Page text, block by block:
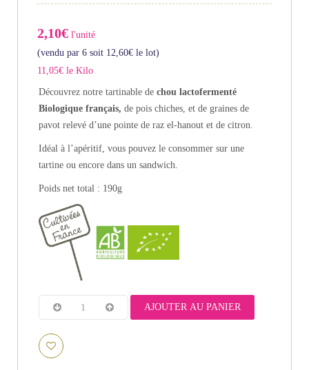
2,10€ l'unité
(vendu par 6 soit 12,60€ le lot)
11,05€ le Kilo
Découvrez notre tartinable de chou lactofermenté
Biologique français, de pois chiches, et de graines de
pavot relevé d’une pointe de raz el-hanout et de citron.
Idéal à l’apéritif, vous pouvez le consommer sur une
tartine ou encore dans un sandwich.
Poids net total : 190g
AJOUTER AU PANIER